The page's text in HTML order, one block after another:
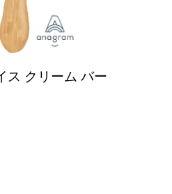
ス クリーム バー